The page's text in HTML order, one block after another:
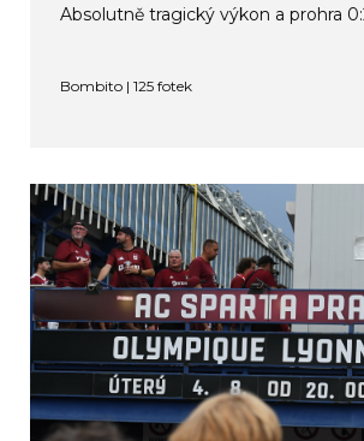
Absolutně tragický výkon a prohra
Bombito | 125 fotek